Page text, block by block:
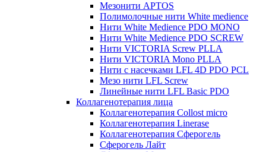
Мезонити APTOS
Полимолочные нити White medience
Нити White Medience PDO MONO
Нити White Medience PDO SCREW
Нити VICTORIA Screw PLLA
Нити VICTORIA Mono PLLA
Нити с насечками LFL 4D PDO PCL
Мезо нити LFL Screw
Линейные нити LFL Basic PDO
Коллагенотерапия лица
Коллагенотерапия Collost micro
Коллагенотерапия Linerase
Коллагенотерапия Сферогель
Сферогель Лайт